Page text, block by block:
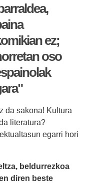
ez;
oso
da sakona! Kultura
literatura?
egarri hori
beldurrezkoa
diren beste